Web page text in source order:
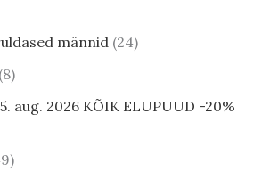
männid 24
8
aug. 2026 KÕIK ELUPUUD -20%